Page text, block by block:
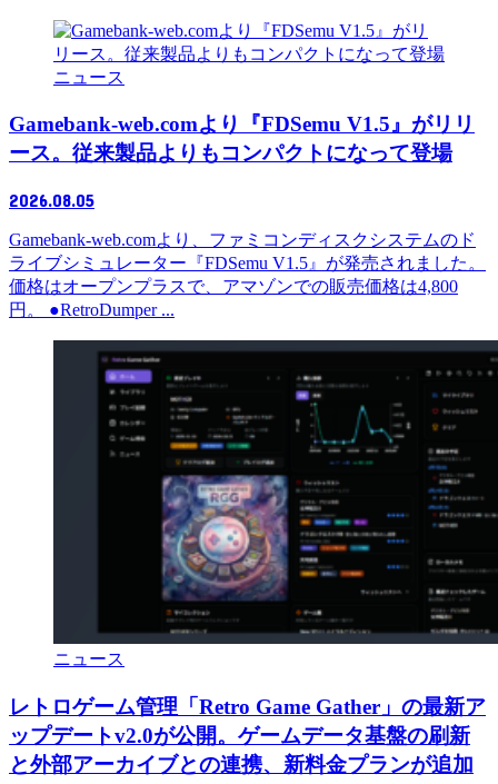
ニュース
Gamebank-web.comより『FDSemu V1.5』がリリ
ース。従来製品よりもコンパクトになって登場
2026.08.05
Gamebank-web.comより、ファミコンディスクシステムのド
ライブシミュレーター『FDSemu V1.5』が発売されました。
価格はオープンプラスで、アマゾンでの販売価格は4,800
円。 ●RetroDumper ...
ニュース
レトロゲーム管理「Retro Game Gather」の最新ア
ップデートv2.0が公開。ゲームデータ基盤の刷新
と外部アーカイブとの連携、新料金プランが追加